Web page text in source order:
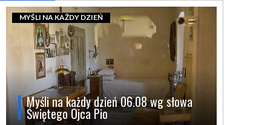
Myśli na każdy dzień 06.08 wg słowa
Świętego Ojca Pio
MYŚLI NA KAŻDY DZIEŃ